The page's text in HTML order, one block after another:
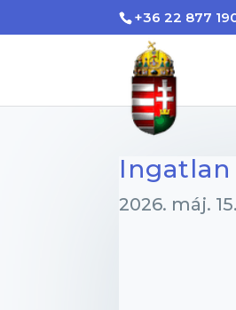
+36 22 877
Ingatlan
2026. máj. 15.